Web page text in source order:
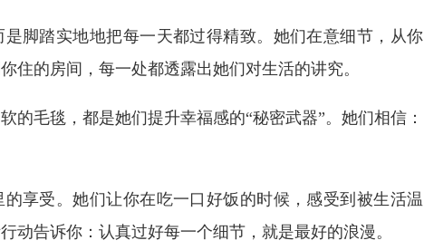
脚踏实地地把每一天都过得精致。她们在意细节，从你
住的房间，每一处都透露出她们对生活的讲究。
的毛毯，都是她们提升幸福感的“秘密武器”。她们相信：
享受。她们让你在吃一口好饭的时候，感受到被生活温
动告诉你：认真过好每一个细节，就是最好的浪漫。